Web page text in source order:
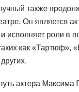
также
Он является
и исполняет роли в
как «Тартюф»,
актера Максима